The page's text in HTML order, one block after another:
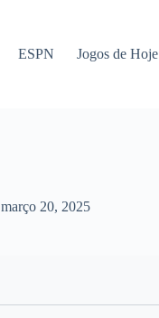
ESPN Jogos de Hoje
março 20, 2025